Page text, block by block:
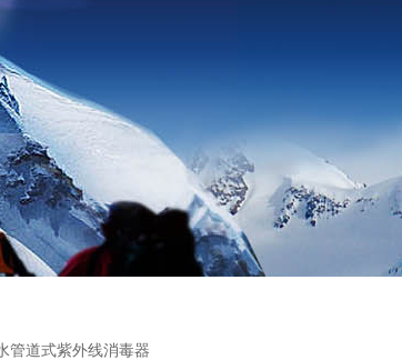
管道式紫外线消毒器